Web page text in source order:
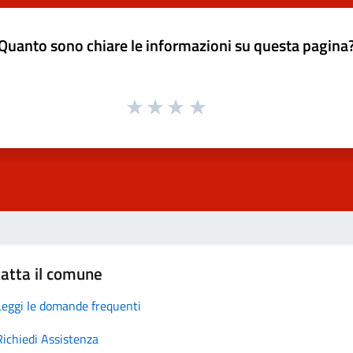
sono chiare le informazioni su questa
il comune
le domande frequenti
Assistenza